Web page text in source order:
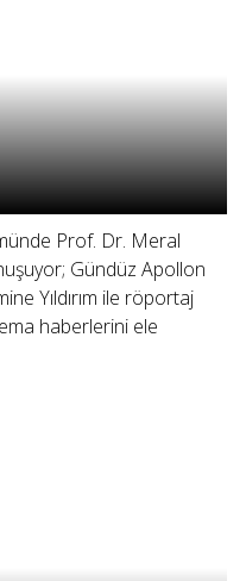
Prof. Dr. Meral
Gündüz Apollon
Yıldırım ile röportaj
haberlerini ele